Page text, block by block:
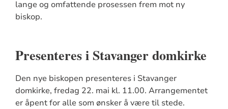
lange og omfattende prosessen frem mot ny
biskop.
Presenteres i Stavanger domkirke
Den nye biskopen presenteres i Stavanger
domkirke, fredag 22. mai kl. 11.00. Arrangementet
er åpent for alle som ønsker å være til stede.